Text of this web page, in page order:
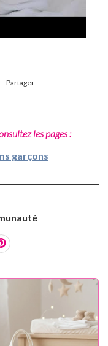
Partager
les pages :
garçons